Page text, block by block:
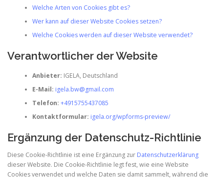
Welche Arten von Cookies gibt es?
Wer kann auf dieser Website Cookies setzen?
Welche Cookies werden auf dieser Website verwendet?
Verantwortlicher der Website
Anbieter: IGELA, Deutschland
E-Mail: igela.bw@gmail.com
Telefon: +4915755437085
Kontaktformular: igela.org/wpforms-preview/
Ergänzung der Datenschutz-Richtlinie
Diese Cookie-Richtlinie ist eine Ergänzung zur Datenschutzerklärung
dieser Website. Die Cookie-Richtlinie legt fest, wie eine Website
Cookies verwendet und welche Daten sie damit sammelt, während die